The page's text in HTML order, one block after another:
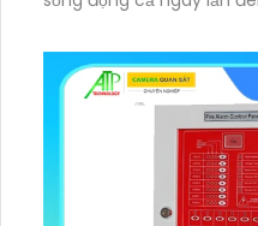
phương tiện, giúp giám
ra, camera hỗ trợ khe
đáp ứng nhu cầu lưu trữ